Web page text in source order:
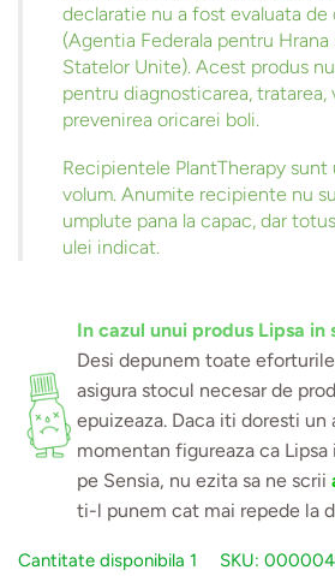
declaratie nu a fost evaluata de
(Agentia Federala pentru
Statelor Unite). Acest produs
pentru diagnosticarea, tratarea,
prevenirea oricarei boli.
Recipientele PlantTherapy sunt
volum. Anumite recipiente nu
umplute pana la capac, dar
ulei indicat.
In cazul unui produs Lipsa in
Desi depunem toate
asigura stocul necesar de
epuizeaza. Daca iti doresti un
momentan figureaza ca Lipsa
pe Sensia, nu ezita sa ne scrii
ti-l punem cat mai repede la
Cantitate disponibila 1 SKU: